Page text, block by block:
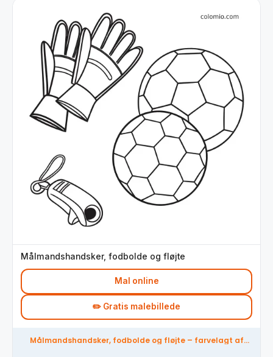
Målmandshandsker, fodbolde og fløjte
Mal online
✏️ Gratis malebillede
Målmandshandsker, fodbolde og fløjte – farvelagt af